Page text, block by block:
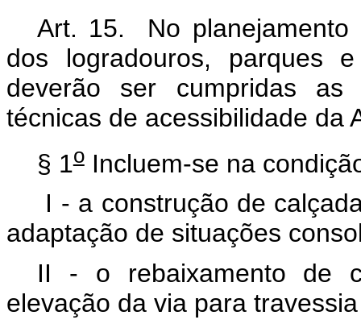
Art. 15. No planejamento
dos logradouros, parques
deverão ser cumpridas as
técnicas de acessibilidade da
§ 1oIncluem-se na
I - a construção de
adaptação de situações
II - o rebaixamento de
elevação da via para